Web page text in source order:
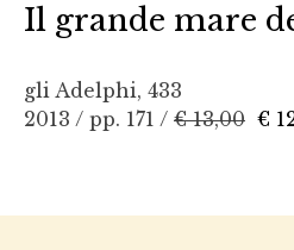
Il grande mare
gli Adelphi, 433
2013 / pp. 171 / € 13,00 €